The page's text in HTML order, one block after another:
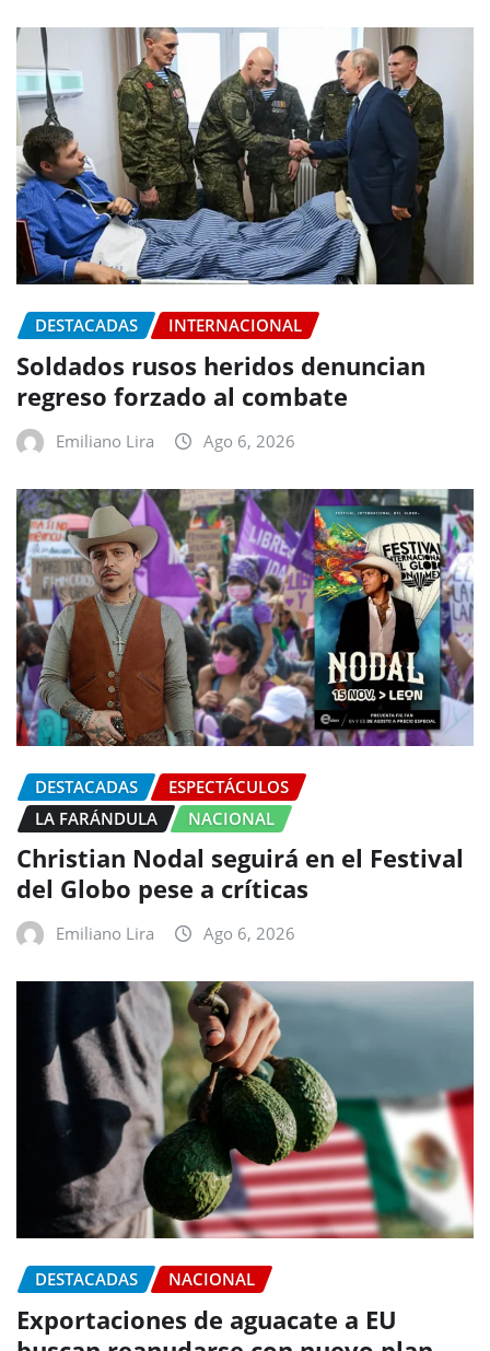
DESTACADAS INTERNACIONAL
Soldados rusos heridos denuncian
regreso forzado al combate
Emiliano Lira Ago 6, 2026
DESTACADAS
ESPECTÁCULOS
LA FARÁNDULA
NACIONAL
Christian Nodal seguirá en el Festival
del Globo pese a críticas
Emiliano Lira Ago 6, 2026
DESTACADAS NACIONAL
Exportaciones de aguacate a EU